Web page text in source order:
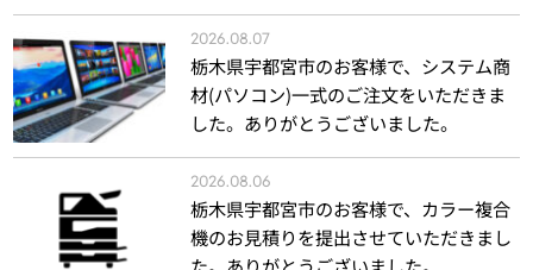
2026.08.07
栃木県宇都宮市のお客様で、システム商
材(パソコン)一式のご注文をいただきま
した。ありがとうございました。
2026.08.06
栃木県宇都宮市のお客様で、カラー複合
機のお見積りを提出させていただきまし